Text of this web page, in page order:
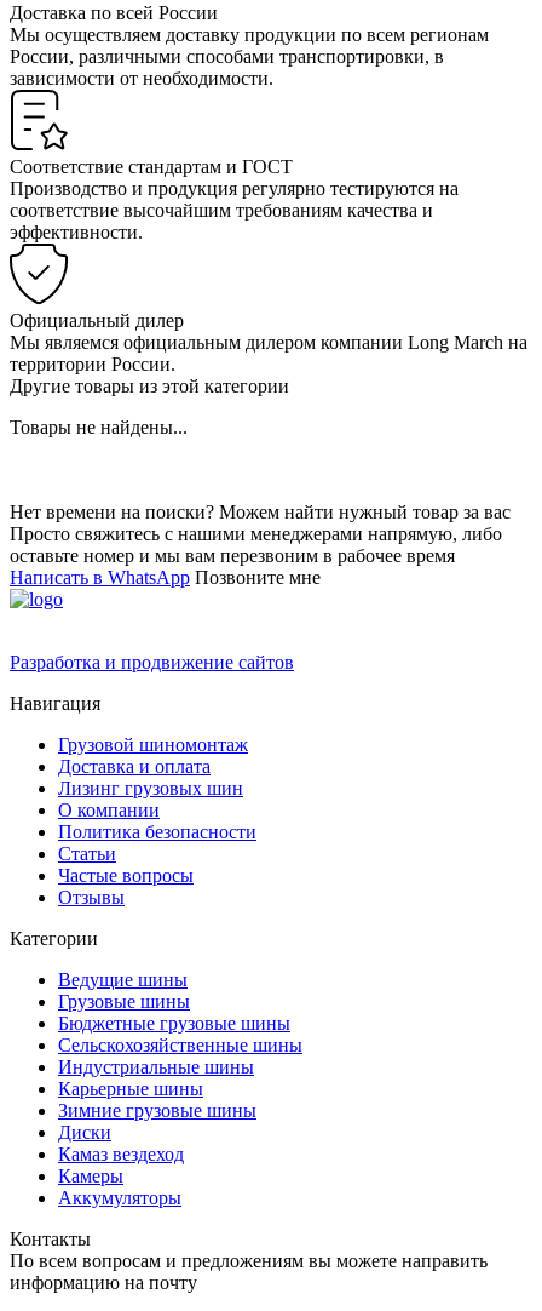
Доставка по всей России
Мы осуществляем доставку продукции по всем регионам
России, различными способами транспортировки, в
зависимости от необходимости.
Соответствие стандартам и ГОСТ
Производство и продукция регулярно тестируются на
соответствие высочайшим требованиям качества и
эффективности.
Официальный дилер
Мы являемся официальным дилером компании Long March на
территории России.
Другие товары из этой категории
Товары не найдены...
Нет времени на поиски? Можем найти нужный товар за вас
Просто свяжитесь с нашими менеджерами напрямую, либо
оставьте номер и мы вам перезвоним в рабочее время
Написать в WhatsApp Позвоните мне
Разработка и продвижение сайтов
Навигация
Грузовой шиномонтаж
Доставка и оплата
Лизинг грузовых шин
О компании
Политика безопасности
Статьи
Частые вопросы
Отзывы
Категории
Ведущие шины
Грузовые шины
Бюджетные грузовые шины
Сельскохозяйственные шины
Индустриальные шины
Карьерные шины
Зимние грузовые шины
Диски
Камаз вездеход
Камеры
Аккумуляторы
Контакты
По всем вопросам и предложениям вы можете направить
информацию на почту